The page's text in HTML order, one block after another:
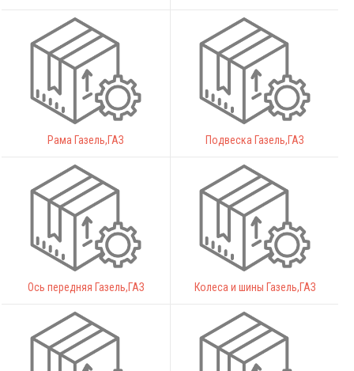
Рама Газель,ГАЗ Подвеска Газель,ГАЗ
Ось передняя Газель,ГАЗ Колеса и шины Газель,ГАЗ